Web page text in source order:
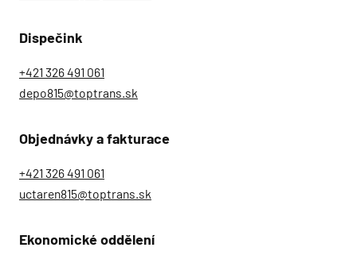
Dispečink
+421 326 491 061
depo815@toptrans.sk
Objednávky a fakturace
+421 326 491 061
uctaren815@toptrans.sk
Ekonomické oddělení